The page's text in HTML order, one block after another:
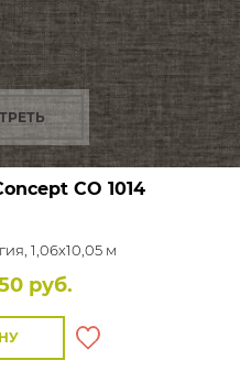
CO 1014
1,06x10,05 м
руб.